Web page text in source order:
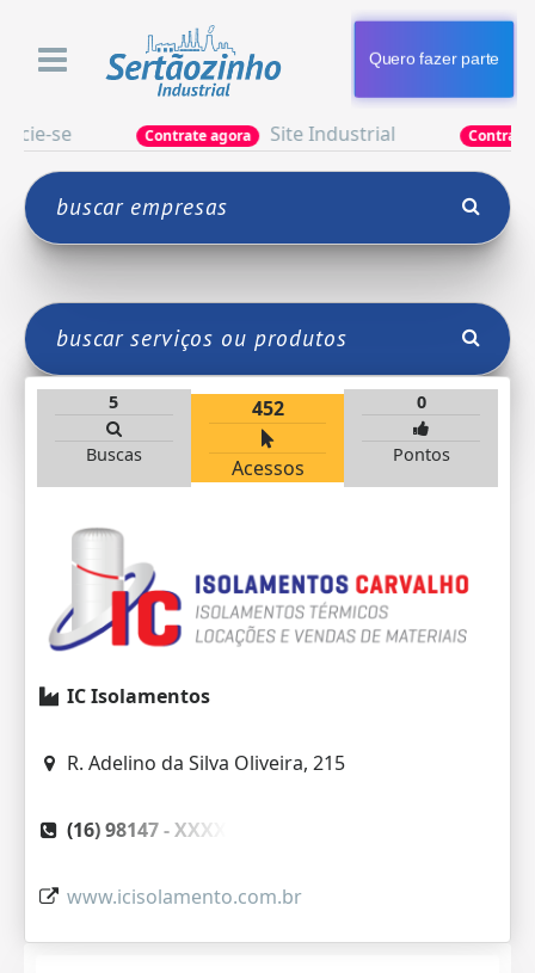
Quero fazer parte
Contrate agora Site Industrial Contrate agora
5
Buscas
452
Acessos
0
Pontos
IC Isolamentos
R. Adelino da Silva Oliveira, 215
(16) 98147 -XXXX
www.icisolamento.com.br